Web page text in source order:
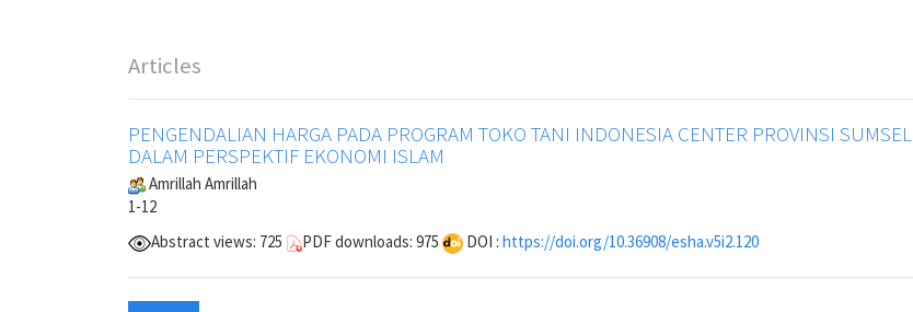
Articles
PENGENDALIAN HARGA PADA PROGRAM TOKO TANI INDONESIA CENTER PROVINSI SUMSEL
DALAM PERSPEKTIF EKONOMI ISLAM
Amrillah Amrillah
1-12
Abstract views: 725
PDF downloads: 975 DOI : https://doi.org/10.36908/esha.v5i2.120